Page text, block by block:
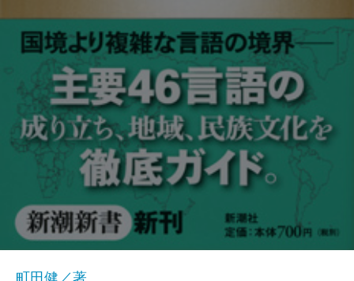
町田健／著